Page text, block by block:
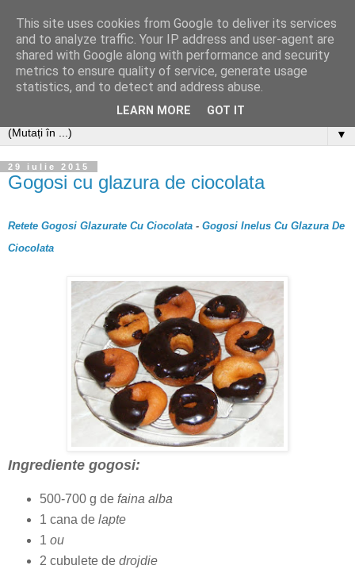
▼
29 iulie 2015
Gogosi cu glazura de ciocolata
Retete Gogosi Glazurate Cu Ciocolata - Gogosi Inelus Cu Glazura De
Ciocolata
Ingrediente gogosi:
500-700 g de faina alba
1 cana de lapte
1 ou
2 cubulete de drojdie
This site uses cookies from Google to deliver its services
and to analyze traffic. Your IP address and user-agent are
shared with Google along with performance and security
metrics to ensure quality of service, generate usage
statistics, and to detect and address abuse.
LEARN MORE GOT IT